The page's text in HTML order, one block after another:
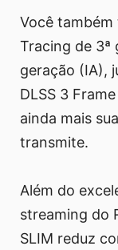
Você também
Tracing de 3ª
geração (IA),
DLSS 3
ainda mais
transmite.
Além do
streaming do
SLIM reduz